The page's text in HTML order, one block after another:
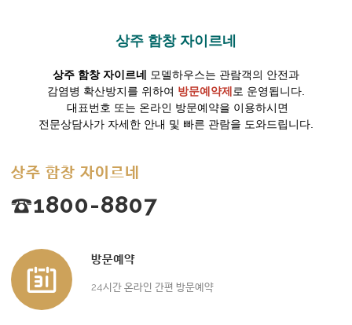
상주 함창 자이르네
상주 함창 자이르네
모델하우스는 관람객의 안전과
감염병 확산방지를 위하여 방문예약제 로 운영됩니다.
대표번호 또는 온라인 방문예약을 이용하시면
전문상담사가 자세한 안내 및 빠른 관람을 도와드립니다.
상주 함창 자이르네
☎1800-8807
방문예약
24시간 온라인 간편 방문예약